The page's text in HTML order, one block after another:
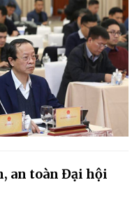
an toàn Đại hội